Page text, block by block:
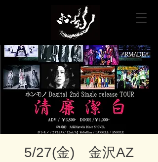
5/27(金) 金沢AZ